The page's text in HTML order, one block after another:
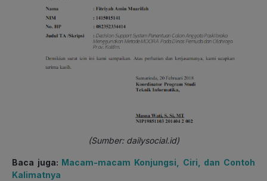
(Sumber: dailysocial.id)
Baca juga: Macam-macam Konjungsi, Ciri, dan Contoh
Kalimatnya